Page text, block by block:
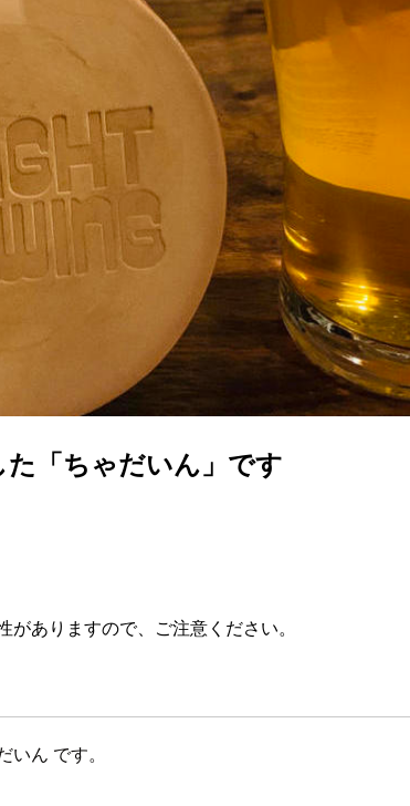
「ちゃだいん」です
ありますので、ご注意ください。
ん です。